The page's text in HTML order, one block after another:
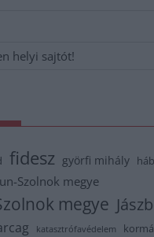
helyi sajtót!
fidesz györfi mihály
Szolnok megye
megye
katasztrófavédelem